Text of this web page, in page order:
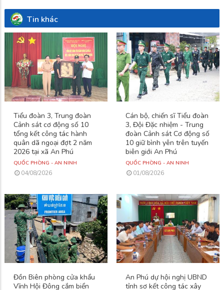
Tin khác
Tiểu đoàn 3, Trung đoàn
Cảnh sát cơ động số 10
tổng kết công tác hành
quân dã ngoại đợt 2 năm
2026 tại xã An Phú
QUỐC PHÒNG - AN NINH
04/08/2026
Cán bộ, chiến sĩ Tiểu đoàn
3, Đội Đặc nhiệm - Trung
đoàn Cảnh sát Cơ động số
10 giữ bình yên trên tuyến
biên giới An Phú
QUỐC PHÒNG - AN NINH
01/08/2026
Đồn Biên phòng cửa khẩu
Vĩnh Hội Đông cắm biển
An Phú dự hội nghị UBND
tỉnh sơ kết công tác xây